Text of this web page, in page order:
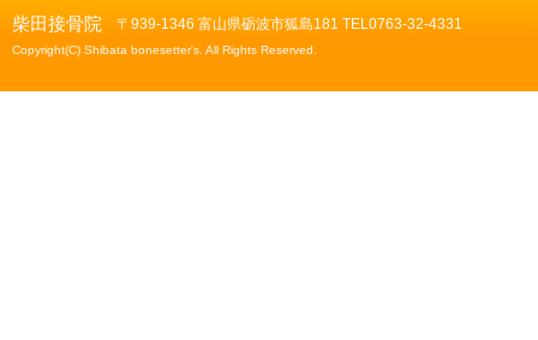
柴田接骨院 〒939-1346 富山県砺波市狐島181 TEL0763-32-4331
Copyright(C) Shibata bonesetter's. All Rights Reserved.